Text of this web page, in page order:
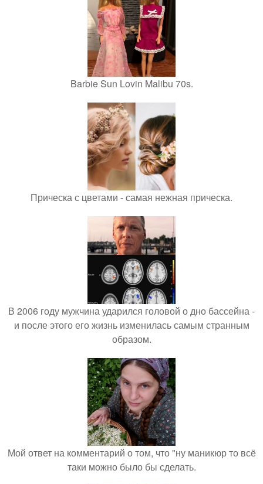
Barbie Sun Lovin Malibu 70s.
Прическа с цветами - самая нежная прическа.
В 2006 году мужчина ударился головой о дно бассейна -
и после этого его жизнь изменилась самым странным
образом.
Мой ответ на комментарий о том, что "ну маникюр то всё
таки можно было бы сделать.